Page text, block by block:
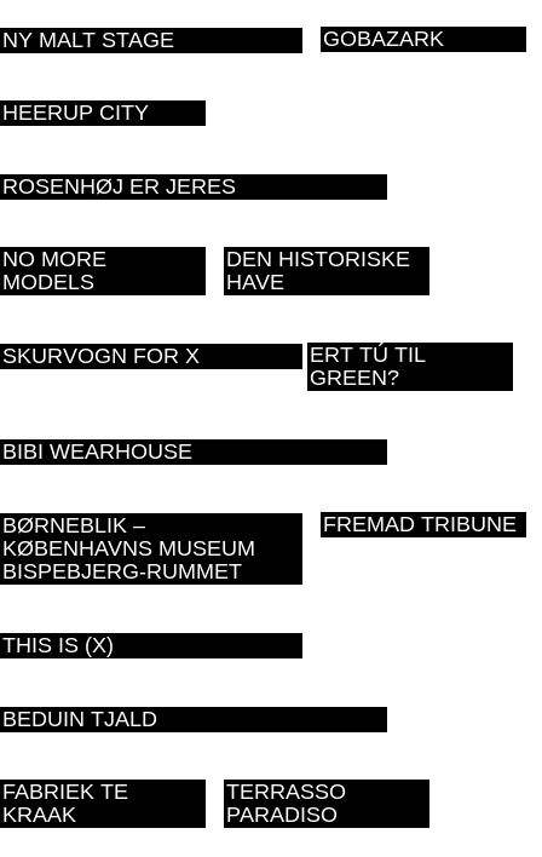
NY MALT STAGE GOBAZARK
HEERUP CITY
ROSENHØJ ER JERES
NO MORE
MODELS
DEN HISTORISKE
HAVE
SKURVOGN FOR X
ERT TÚ TIL
GREEN?
BIBI WEARHOUSE
BØRNEBLIK –
KØBENHAVNS MUSEUM
BISPEBJERG-RUMMET
FREMAD TRIBUNE
THIS IS (X)
BEDUIN TJALD
FABRIEK TE
KRAAK
TERRASSO
PARADISO